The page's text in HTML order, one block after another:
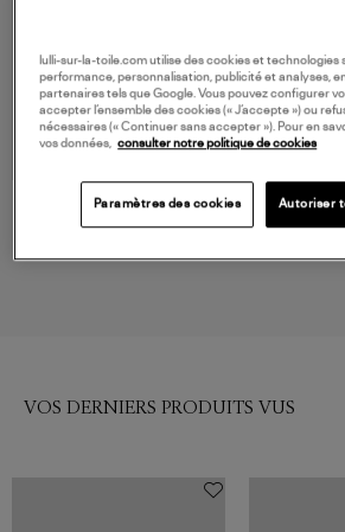
Pantalon Aspen Verdone
Pantalon
VOS DERNIERS PRODUITS VUS
lulli-sur-la-toile.com utilise des cookies et technologies
performance, personnalisation, publicité et analyses,
partenaires tels que Google. Vous pouvez configurer
accepter l’ensemble des cookies (« J’accepte ») ou
nécessaires (« Continuer sans accepter »). Pour en
vos données,
consulter notre politique de cookies
Paramètres des cookies Autoriser